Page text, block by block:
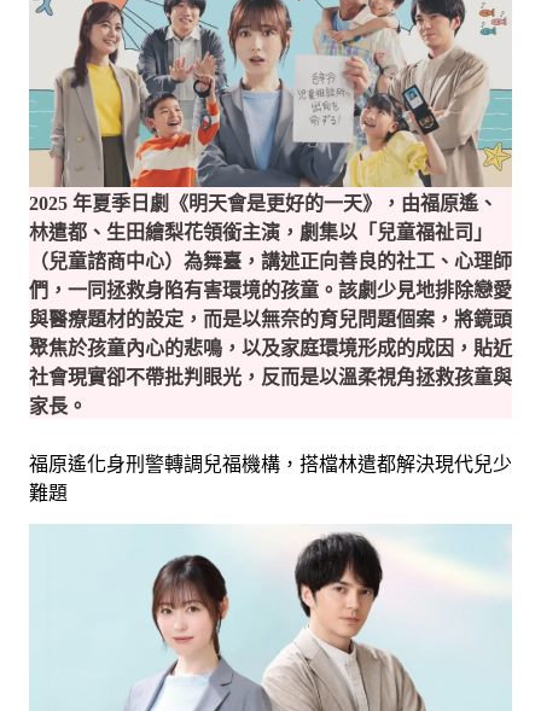
2025 年夏季日劇《明天會是更好的一天》，由福原遙、
林遣都、生田繪梨花領銜主演，劇集以「兒童福祉司」
（兒童諮商中心）為舞臺，講述正向善良的社工、心理師
們，一同拯救身陷有害環境的孩童。該劇少見地排除戀愛
與醫療題材的設定，而是以無奈的育兒問題個案，將鏡頭
聚焦於孩童內心的悲鳴，以及家庭環境形成的成因，貼近
社會現實卻不帶批判眼光，反而是以溫柔視角拯救孩童與
家長。
福原遙化身刑警轉調兒福機構，搭檔林遣都解決現代兒少
難題